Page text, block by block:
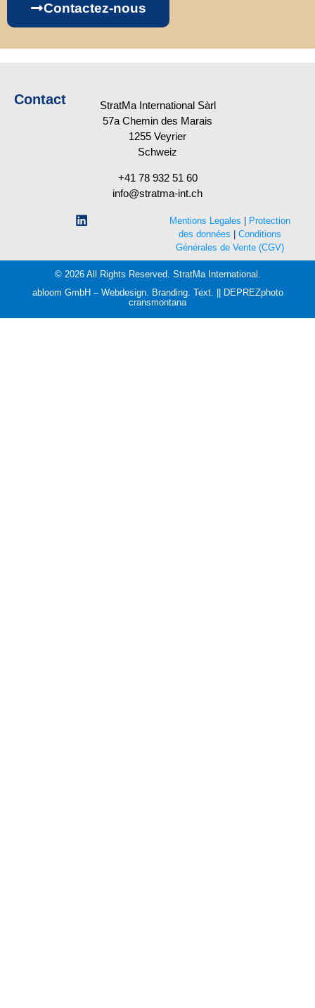
Cont­ac­tez-nous
Contact
StratMa International Sàrl
57a Chemin des Marais
1255 Veyrier
Schweiz
+41 78 932 51 60
info@stratma-int.ch
Mentions Legales
Protection
des données |Conditions
Générales de Vente (CGV)
© 2026 All Rights Reserved. StratMa International.
abloom GmbH – Webdesign. Branding. Text. || DEPREZphoto
cransmontana